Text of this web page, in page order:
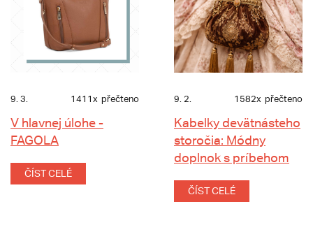
9. 3. 1411x přečteno
V hlavnej úlohe -
FAGOLA
ČÍST CELÉ
9. 2. 1582x přečteno
Kabelky devätnásteho
storočia: Módny
doplnok s príbehom
ČÍST CELÉ